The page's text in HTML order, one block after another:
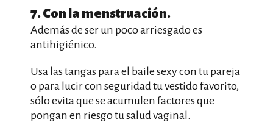
7. Con la menstruación.
Además de ser un poco arriesgado es
antihigiénico.
Usa las tangas para el baile sexy con tu pareja
o para lucir con seguridad tu vestido favorito,
sólo evita que se acumulen factores que
pongan en riesgo tu salud vaginal.